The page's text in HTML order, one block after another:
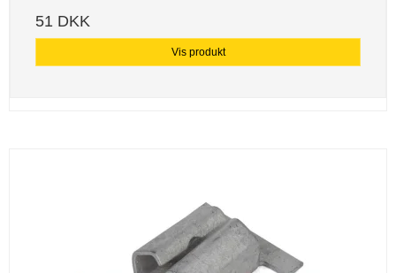
51 DKK
Vis produkt